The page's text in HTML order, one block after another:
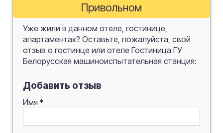
Привольном
Уже жили в данном отеле, гостинице,
апартаментах? Оставьте, пожалуйста, свой
отзыв о гостинце или отеле Гостиница ГУ
Белорусская машиноиспытательная станция:
Добавить отзыв
Имя *